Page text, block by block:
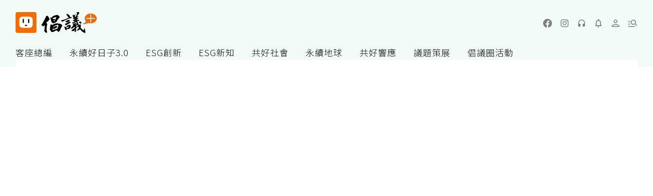
客座總編 永續好日子3.0 ESG創新 ESG新知 共好社會 永續地球 共好響應 議題策展 倡議圈活動